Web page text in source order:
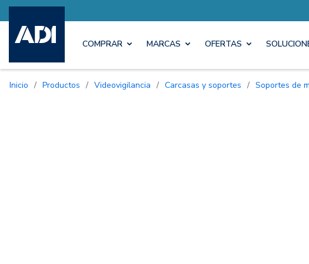
COMPRAR MARCAS OFERTAS
Inicio / Productos / Videovigilancia / Carcasas y soportes / Soportes de